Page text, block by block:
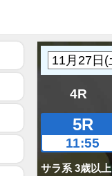
4R
5R
11:55
サラ系 3歳以